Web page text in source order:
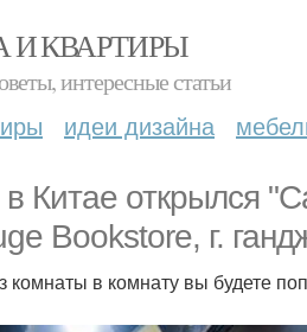
И КВАРТИРЫ
интересные статьи
идеи дизайна
Китае открылся
Bookstore, г.
в комнату вы будете